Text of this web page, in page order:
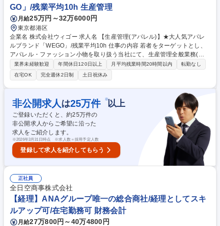
GO」/残業平均10h 生産管理
月給25万円～32万6000円
東京都港区
企業名 株式会社ウィゴー 求人名 【生産管理(アパレル)】★大人気アパレ
ルブランド「WEGO」/残業平均10h 仕事の内容 若者をターゲットとし、
アパレル・ファッション小物を取り扱う当社にて、生産管理全般業務(工
場管理･指導/納期･品質管理等)をお任せいたします。 マストレンド商品
を、様々な生産戦略を通して安定した品質、低コストで供給出来る生産体
制を構築する事が当ポジションのミッションとなります。工場管理は本社
にて電話やWEBでのやり取りがメインとなりますが、必要に応じて工場へ
行っていただくこともございます。業務全体として、対外的なコミュニケ
ーションが多いポジションです。 募集職種 【生産管理(アパレル)】★大人
気アパレルブランド「WEGO」/残業平均10h
業界未経験歓迎 年間休日120日以上 月平均残業時間20時間以内
転勤なし
在宅OK
完全週休2日制 土日祝休み
非公開求人 は25万件 ※以上
ご登録いただくと、約25万件の
非公開求人からご希望に沿った
求人をご紹介します。
※2026年3月31日時点 ※求人数＝採用予定人数
登録して求人を紹介してもらう
正社員
全日空商事株式会社
【経理】ANAグループ唯一の総合商社/経理としてスキ
ルアップ可/在宅勤務可 財務会計
月給27万800円～40万4800円